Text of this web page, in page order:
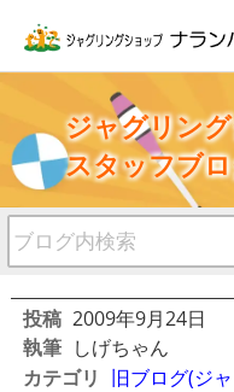
ジャグリン
スタッフブ
投稿 2009年9月24日
執筆 しげちゃん
カテゴリ 旧ブログ(ジ